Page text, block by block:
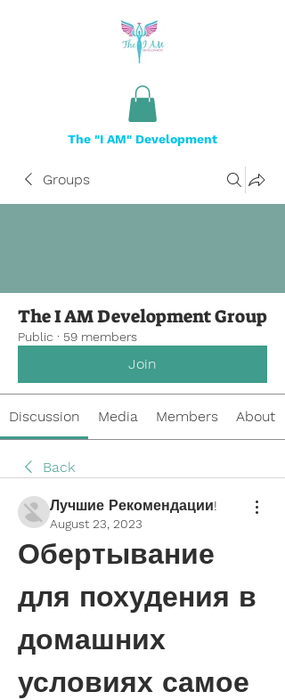
The "I AM" Development
Groups
The I AM Development Group
Public · 59 members
Join
Discussion Media Members About
Back
Лучшие Рекомендации!
August 23, 2023
Обертывание
для похудения в
домашних
условиях самое